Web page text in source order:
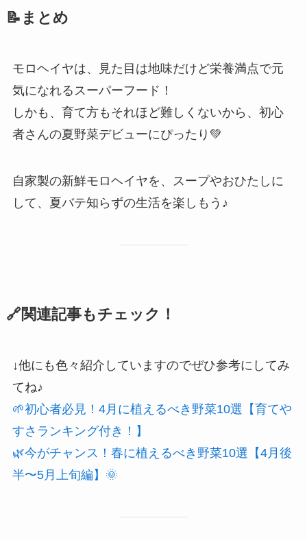
📝まとめ
モロヘイヤは、見た目は地味だけど栄養満点で元
気になれるスーパーフード！
しかも、育て方もそれほど難しくないから、初心
者さんの夏野菜デビューにぴったり💚
自家製の新鮮モロヘイヤを、スープやおひたしに
して、夏バテ知らずの生活を楽しもう♪
🔗関連記事もチェック！
↓他にも色々紹介していますのでぜひ参考にしてみ
てね♪
🌱初心者必見！4月に植えるべき野菜10選【育てや
すさランキング付き！】
🌿今がチャンス！春に植えるべき野菜10選【4月後
半〜5月上旬編】🌞